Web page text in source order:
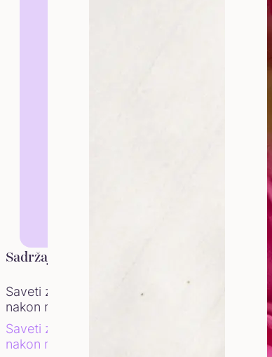
Sadržaj:
Saveti za higijenu
nakon menstruacije
Saveti za ishranu
nakon menstruacije
Menstrualni ciklus je
proces, koji u proseku
Pravilna nega intimne
stanje žene, naročito u